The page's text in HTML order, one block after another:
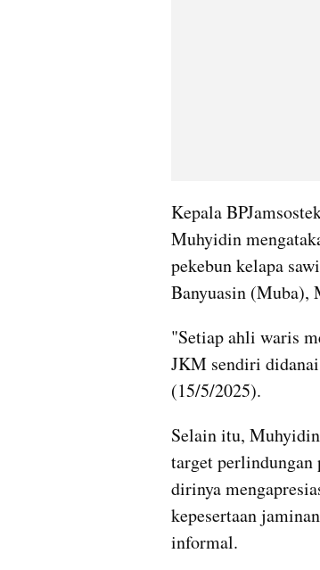
Kepala
Muhyidin
pekebun kelapa
Banyuasin (Muba),
"Setiap ahli waris
JKM sendiri
(15/5/2025).
Selain itu,
target perlindungan
dirinya
kepesertaan
informal.